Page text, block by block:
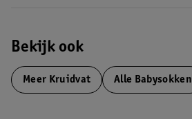
Bekijk ook
Meer Kruidvat Alle Babysokken